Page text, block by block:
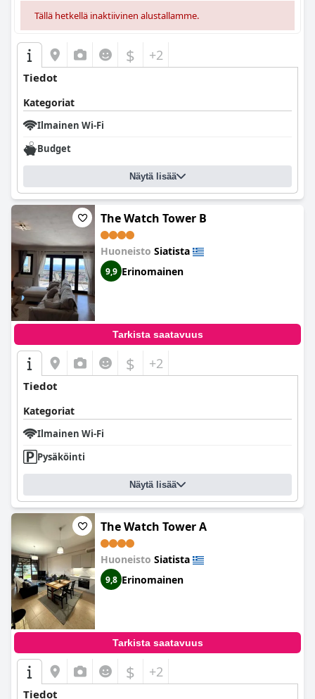
Tällä hetkellä inaktiivinen alustallamme.
$ +2
Tiedot
Kategoriat
Ilmainen Wi-Fi
Budget
Näytä lisää
The Watch Tower B
Huoneisto Siatista
9,9 Erinomainen
Tarkista saatavuus
$ +2
Tiedot
Kategoriat
Ilmainen Wi-Fi
Pysäköinti
Näytä lisää
The Watch Tower A
Huoneisto Siatista
9,8 Erinomainen
Tarkista saatavuus
$ +2
Tiedot